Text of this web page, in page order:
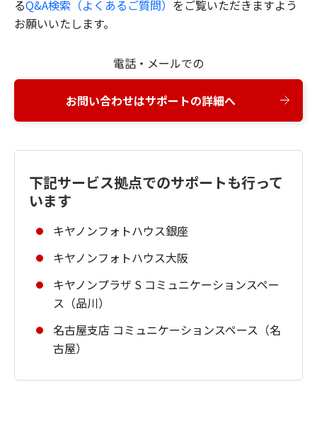
るQ&A検索（よくあるご質問） をご覧いただきますよう
お願いいたします。
電話・メールでの
お問い合わせはサポートの詳細へ
下記サービス拠点でのサポートも行って
います
キヤノンフォトハウス銀座
キヤノンフォトハウス大阪
キヤノンプラザ S コミュニケーションスペー
ス（品川）
名古屋支店 コミュニケーションスペース（名
古屋）